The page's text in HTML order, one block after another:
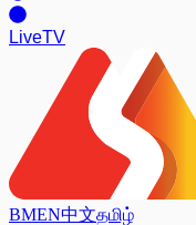
LiveTV
BMEN中文தமிழ்